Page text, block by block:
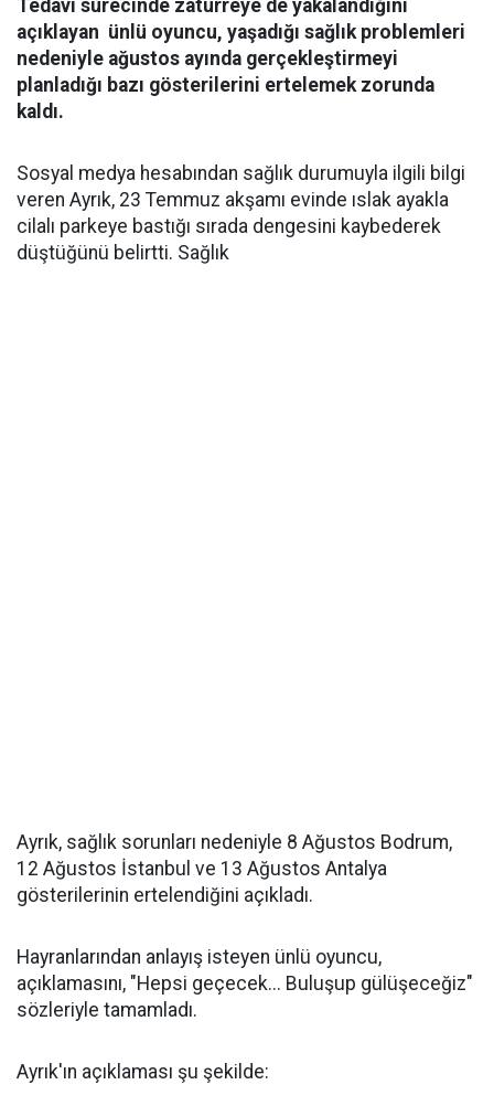
Tedavi sürecinde zatürreye de yakalandığını
açıklayan ünlü oyuncu, yaşadığı sağlık problemleri
nedeniyle ağustos ayında gerçekleştirmeyi
planladığı bazı gösterilerini ertelemek zorunda
kaldı.
Sosyal medya hesabından sağlık durumuyla ilgili bilgi
veren Ayrık, 23 Temmuz akşamı evinde ıslak ayakla
cilalı parkeye bastığı sırada dengesini kaybederek
düştüğünü belirtti. Sağlık
Ayrık, sağlık sorunları nedeniyle 8 Ağustos Bodrum,
12 Ağustos İstanbul ve 13 Ağustos Antalya
gösterilerinin ertelendiğini açıkladı.
Hayranlarından anlayış isteyen ünlü oyuncu,
açıklamasını, "Hepsi geçecek... Buluşup gülüşeceğiz"
sözleriyle tamamladı.
Ayrık'ın açıklaması şu şekilde: